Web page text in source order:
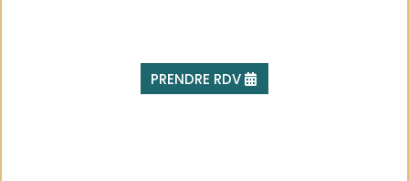
PRENDRE RDV